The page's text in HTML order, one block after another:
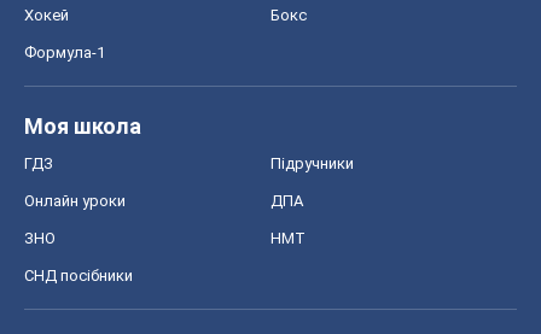
Хокей Бокс
Формула-1
Моя школа
ГДЗ Підручники
Онлайн уроки ДПА
ЗНО НМТ
СНД посібники